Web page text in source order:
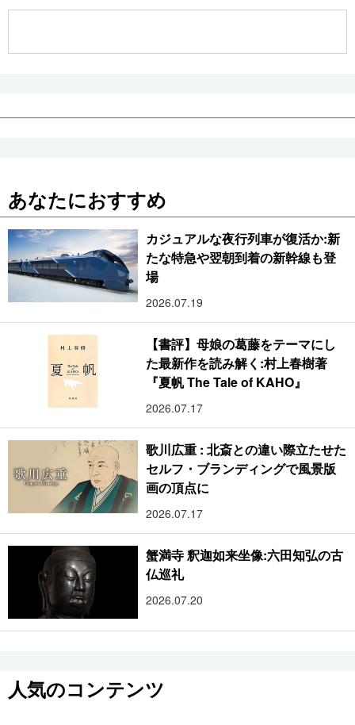
あなたにおすすめ
カジュアルな夜行列車が復活か:新
たな特急や翌朝到着の新幹線も登
場
2026.07.19
【書評】母娘の葛藤をテーマにし
た最新作を読み解く:村上春樹著
『夏帆 The Tale of KAHO』
2026.07.17
歌川広重 : 北斎との違い際立たせた
セルフ・ブランディングで風景版
画の頂点に
2026.07.17
蟹満寺 釈迦如来坐像:六田知弘の古
仏巡礼
2026.07.20
人気のコンテンツ